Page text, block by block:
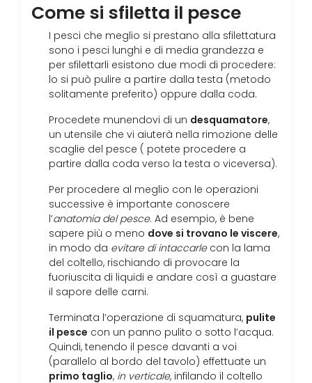
Come si sfiletta il pesce
I pesci che meglio si prestano alla sfilettatura
sono i pesci lunghi e di media grandezza e
per sfilettarli esistono due modi di procedere:
lo si può pulire a partire dalla testa (metodo
solitamente preferito) oppure dalla coda.
Procedete munendovi di un desquamatore,
un utensile che vi aiuterà nella rimozione delle
scaglie del pesce ( potete procedere a
partire dalla coda verso la testa o viceversa).
Per procedere al meglio con le operazioni
successive è importante conoscere
l’anatomia del pesce. Ad esempio, è bene
sapere più o meno dove si trovano le viscere,
in modo da evitare di intaccarlecon la lama
del coltello, rischiando di provocare la
fuoriuscita di liquidi e andare così a guastare
il sapore delle carni.
Terminata l’operazione di squamatura, pulite
il pesce con un panno pulito o sotto l’acqua.
Quindi, tenendo il pesce davanti a voi
(parallelo al bordo del tavolo) effettuate un
primo taglio, in verticale, infilando il coltello